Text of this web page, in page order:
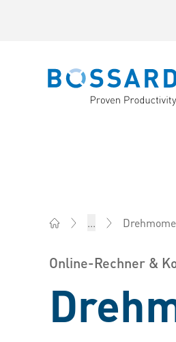
Bossard homepage
...
Online-Rechner &